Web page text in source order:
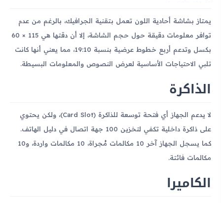
يمتاز بشاشة أحادية اللون تعمل بتقنية الجرافيك، بالرغم من عدم
توافر معلومات دقيقة حول حجم الشاشة، إلا أن دقتها هي 115 × 60
بكسل وتدعم أربع خطوط عرضية بنسبة 19:10، مما يعني أنها كانت
تلبي الاحتياجات الأساسية لعرض النصوص والمعلومات البسيطة.
الذاكرة
لا يدعم الجهاز أي فتحة توسعة للذاكرة (Card Slot)، ولكن يحتوي
على ذاكرة داخلية تكفي لتخزين 100 جهة اتصال في دليل الهاتف.
كما يسجل الجهاز آخر 10 مكالمات مُجراة، 10 مكالمات واردة، و10
مكالمات فائتة.
الكاميرا